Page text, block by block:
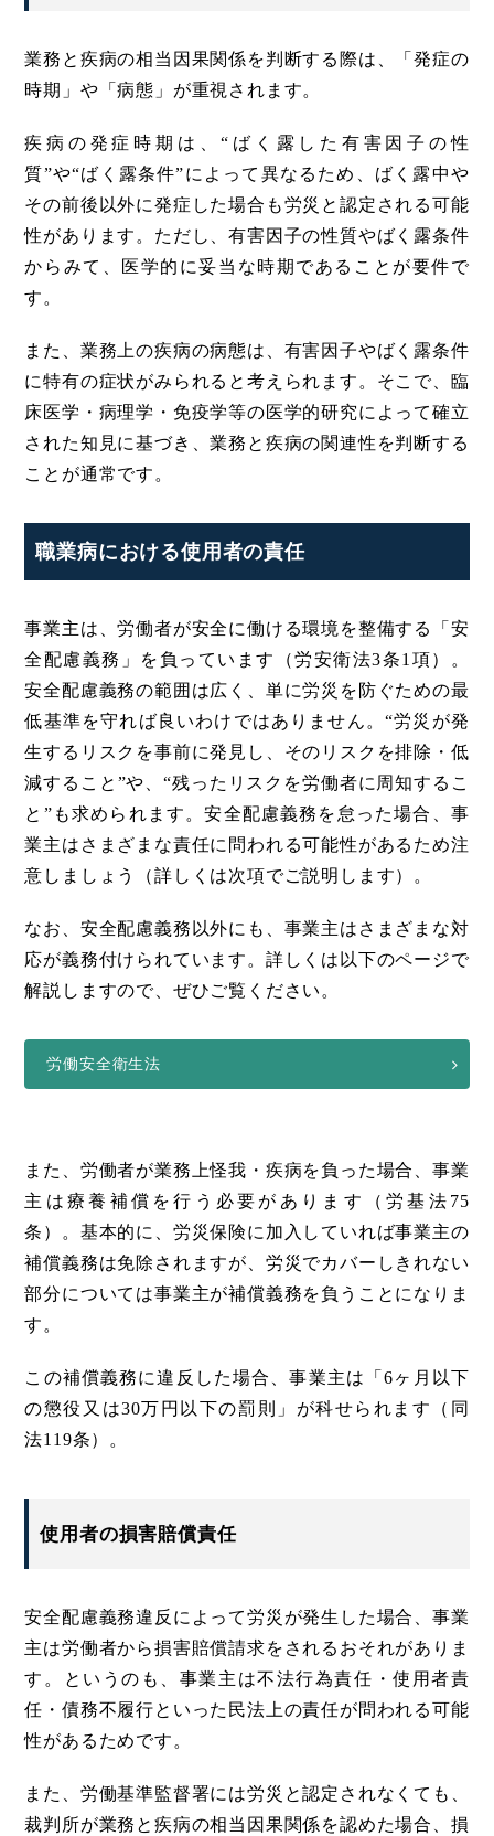
業務と疾病の相当因果関係を判断する際は、「発症の
時期」や「病態」が重視されます。
疾病の発症時期は、“ばく露した有害因子の性
質”や“ばく露条件”によって異なるため、ばく露中や
その前後以外に発症した場合も労災と認定される可能
性があります。ただし、有害因子の性質やばく露条件
からみて、医学的に妥当な時期であることが要件で
す。
また、業務上の疾病の病態は、有害因子やばく露条件
に特有の症状がみられると考えられます。そこで、臨
床医学・病理学・免疫学等の医学的研究によって確立
された知見に基づき、業務と疾病の関連性を判断する
ことが通常です。
職業病における使用者の責任
事業主は、労働者が安全に働ける環境を整備する「安
全配慮義務」を負っています（労安衛法3条1項）。
安全配慮義務の範囲は広く、単に労災を防ぐための最
低基準を守れば良いわけではありません。“労災が発
生するリスクを事前に発見し、そのリスクを排除・低
減すること”や、“残ったリスクを労働者に周知するこ
と”も求められます。安全配慮義務を怠った場合、事
業主はさまざまな責任に問われる可能性があるため注
意しましょう（詳しくは次項でご説明します）。
なお、安全配慮義務以外にも、事業主はさまざまな対
応が義務付けられています。詳しくは以下のページで
解説しますので、ぜひご覧ください。
労働安全衛生法
また、労働者が業務上怪我・疾病を負った場合、事業
主は療養補償を行う必要があります（労基法75
条）。基本的に、労災保険に加入していれば事業主の
補償義務は免除されますが、労災でカバーしきれない
部分については事業主が補償義務を負うことになりま
す。
この補償義務に違反した場合、事業主は「6ヶ月以下
の懲役又は30万円以下の罰則」が科せられます（同
法119条）。
使用者の損害賠償責任
安全配慮義務違反によって労災が発生した場合、事業
主は労働者から損害賠償請求をされるおそれがありま
す。というのも、事業主は不法行為責任・使用者責
任・債務不履行といった民法上の責任が問われる可能
性があるためです。
また、労働基準監督署には労災と認定されなくても、
裁判所が業務と疾病の相当因果関係を認めた場合、損